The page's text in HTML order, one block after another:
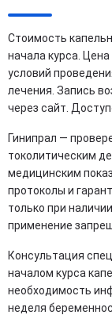
Стоимость
начала курса.
условий
лечения. Запись
через сайт.
Гинипрал —
токолитическим
медицинским
протоколы и
только при
применение
Консультация
началом курса
необходимость
неделя